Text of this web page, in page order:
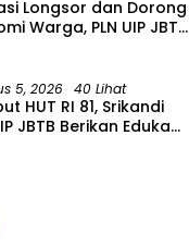
Longsor dan Dorong
Warga, PLN UIP JBTB
Asal Aceh di
5, 2026 40 Lihat
HUT RI 81, Srikandi
JBTB Berikan Edukasi
Banyuwangi